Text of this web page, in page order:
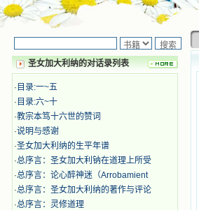
圣女加大利纳的对话录列表
· 目录:一~五
· 目录:六~十
·教宗本笃十六世的赞词
·说明与感谢
·圣女加大利纳的生平年谱
·总序言：圣女加大利钠在道理上所受
·总序言：论心醉神迷（Arrobamient
·总序言：圣女加大利纳的著作与评论
·总序言：灵修道理